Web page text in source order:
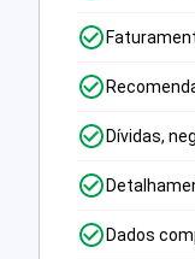
Dívidas,
Dados